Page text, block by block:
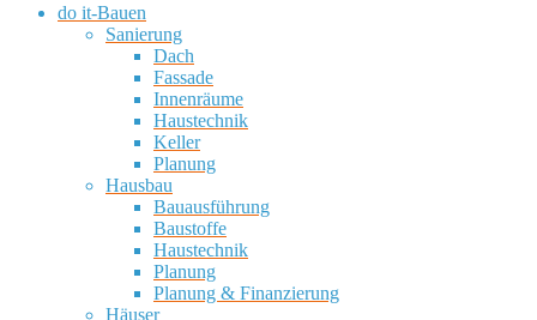
do it-Bauen
Sanierung
Dach
Fassade
Innenräume
Haustechnik
Keller
Planung
Hausbau
Bauausführung
Baustoffe
Haustechnik
Planung
Planung & Finanzierung
Häuser